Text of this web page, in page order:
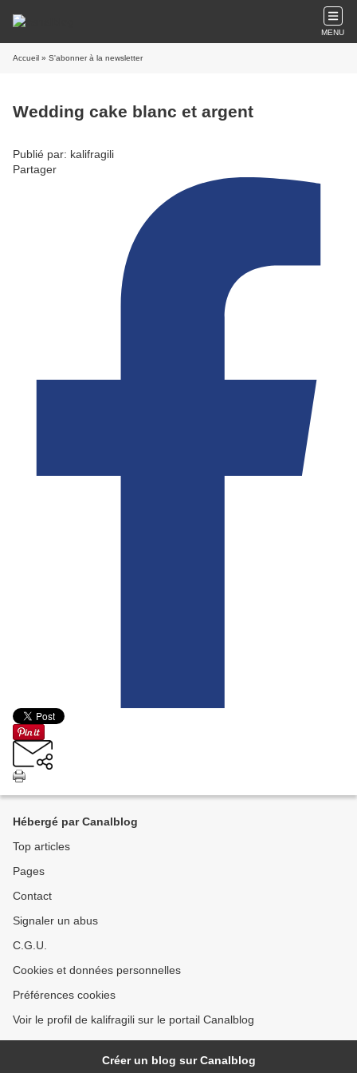
MENU
Accueil » S'abonner à la newsletter
Wedding cake blanc et argent
Publié par: kalifragili
Partager
Hébergé par Canalblog
Top articles
Pages
Contact
Signaler un abus
C.G.U.
Cookies et données personnelles
Préférences cookies
Voir le profil de kalifragili sur le portail Canalblog
Créer un blog sur Canalblog